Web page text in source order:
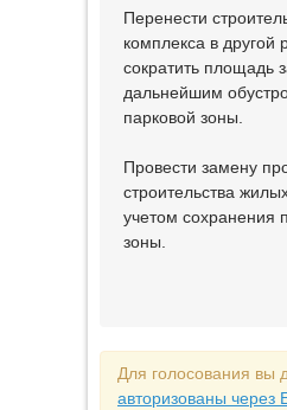
Перенести
комплекса в другой
сократить площадь
дальнейшим
парковой зоны.
Провести замену
строительства
учетом сохранения
зоны.
Для голосования вы
авторизованы через